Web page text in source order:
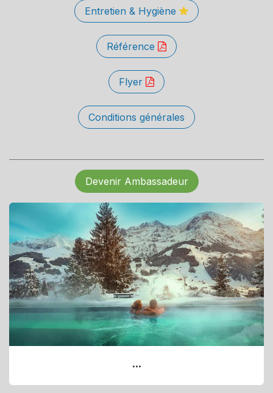
Entretien & Hygiène
Référence
Flyer
Conditions générales
Devenir Ambassadeur
...